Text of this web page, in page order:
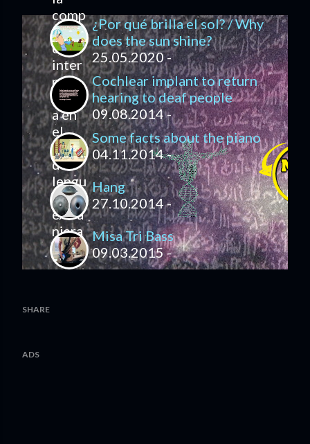
¿Por qué brilla el sol? / Why
does the sun shine?
25.05.2020 -
Cochlear implant to return
hearing to deaf people
09.08.2014 -
Some facts about the piano
04.11.2014 -
Hang
27.10.2014 -
Misa Tri Bass
09.03.2015 -
SHARE
ADS